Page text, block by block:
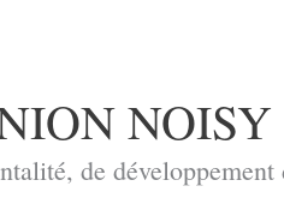
NOISY
de